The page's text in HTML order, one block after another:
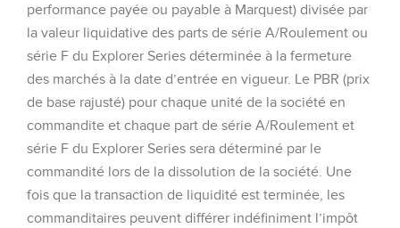
performance payée ou payable à Marquest) divisée par
la valeur liquidative des parts de série A/Roulement ou
série F du Explorer Series déterminée à la fermeture
des marchés à la date d’entrée en vigueur. Le PBR (prix
de base rajusté) pour chaque unité de la société en
commandite et chaque part de série A/Roulement et
série F du Explorer Series sera déterminé par le
commandité lors de la dissolution de la société. Une
fois que la transaction de liquidité est terminée, les
commanditaires peuvent différer indéfiniment l’impôt